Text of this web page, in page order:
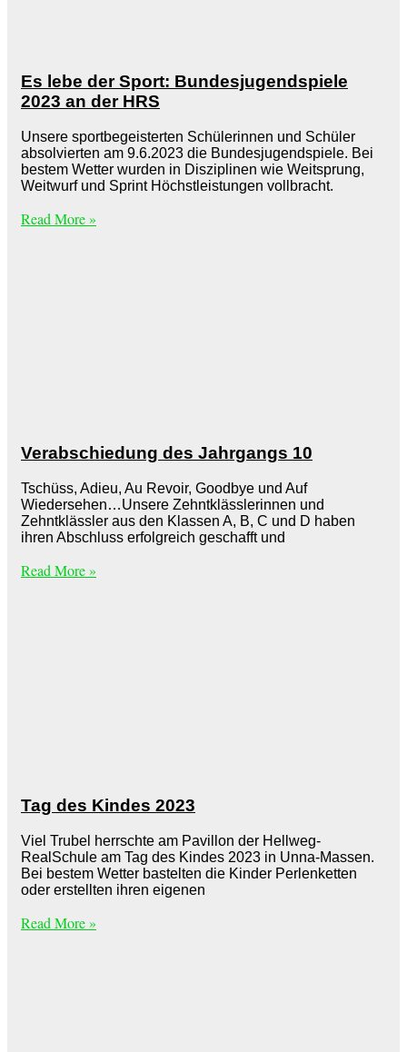
Es lebe der Sport: Bundesjugendspiele
2023 an der HRS
Unsere sportbegeisterten Schülerinnen und Schüler
absolvierten am 9.6.2023 die Bundesjugendspiele. Bei
bestem Wetter wurden in Disziplinen wie Weitsprung,
Weitwurf und Sprint Höchstleistungen vollbracht.
Read More »
Verabschiedung des Jahrgangs 10
Tschüss, Adieu, Au Revoir, Goodbye und Auf
Wiedersehen…Unsere Zehntklässlerinnen und
Zehntklässler aus den Klassen A, B, C und D haben
ihren Abschluss erfolgreich geschafft und
Read More »
Tag des Kindes 2023
Viel Trubel herrschte am Pavillon der Hellweg-
RealSchule am Tag des Kindes 2023 in Unna-Massen.
Bei bestem Wetter bastelten die Kinder Perlenketten
oder erstellten ihren eigenen
Read More »